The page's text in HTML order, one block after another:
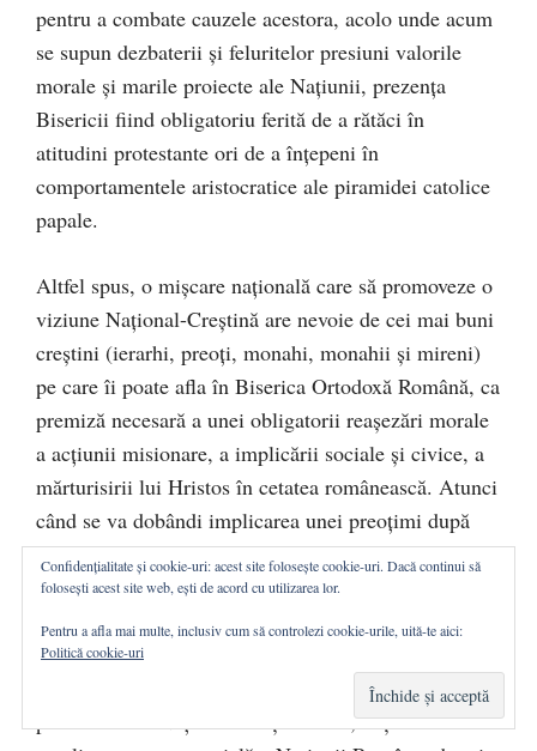
pentru a combate cauzele acestora, acolo unde acum
se supun dezbaterii şi feluritelor presiuni valorile
morale şi marile proiecte ale Naţiunii, prezenţa
Bisericii fiind obligatoriu ferită de a rătăci în
atitudini protestante ori de a înţepeni în
comportamentele aristocratice ale piramidei catolice
papale.
Altfel spus, o mişcare naţională care să promoveze o
viziune Naţional-Creştină are nevoie de cei mai buni
creştini (ierarhi, preoţi, monahi, monahii şi mireni)
pe care îi poate afla în Biserica Ortodoxă Română, ca
premiză necesară a unei obligatorii reaşezări morale
a acţiunii misionare, a implicării sociale şi civice, a
mărturisirii lui Hristos în cetatea românească. Atunci
când se va dobândi implicarea unei preoţimi după
chipul lui Hristos, atât cât îngăduie firea omenească,
în demersul de renaştere naţională, vom spune că
Naţional-Creştinismul românesc va avea acea
garanţie că nu va rătăci în grava erezie a
transformării Credinţei Creştine-Ortodoxe în doctrină
politică. Căci Naţional-Creştinismul, deşi doritor în a
Confidențialitate și cookie-uri: acest site folosește cookie-uri. Dacă continui să
folosești acest site web, ești de acord cu utilizarea lor.
Pentru a afla mai multe, inclusiv cum să controlezi cookie-urile, uită-te aici:
Politică cookie-uri